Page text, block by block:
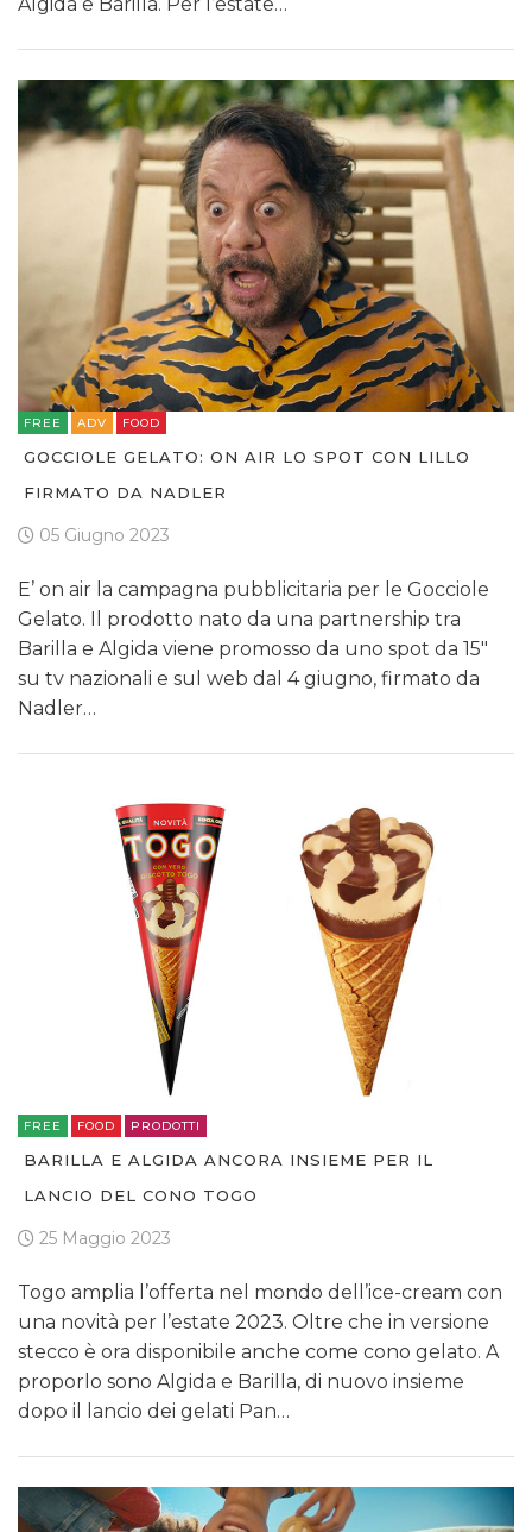
FREE ADV FOOD
GOCCIOLE GELATO: ON AIR LO SPOT CON LILLO
FIRMATO DA NADLER
05 Giugno 2023
E’ on air la campagna pubblicitaria per le Gocciole
Gelato. Il prodotto nato da una partnership tra
Barilla e Algida viene promosso da uno spot da 15″
su tv nazionali e sul web dal 4 giugno, firmato da
Nadler…
FREE FOOD PRODOTTI
BARILLA E ALGIDA ANCORA INSIEME PER IL
LANCIO DEL CONO TOGO
25 Maggio 2023
Togo amplia l’offerta nel mondo dell’ice-cream con
una novità per l’estate 2023. Oltre che in versione
stecco è ora disponibile anche come cono gelato. A
proporlo sono Algida e Barilla, di nuovo insieme
dopo il lancio dei gelati Pan…